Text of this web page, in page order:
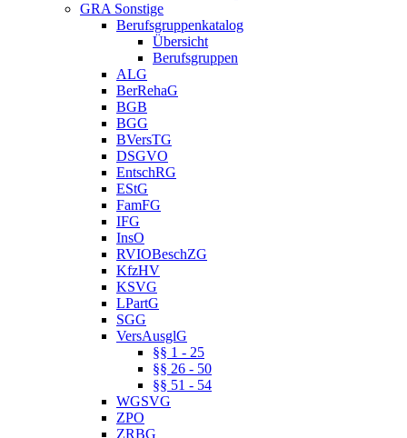
GRA Sonstige
Berufsgruppenkatalog
Übersicht
Berufsgruppen
ALG
BerRehaG
BGB
BGG
BVersTG
DSGVO
EntschRG
EStG
FamFG
IFG
InsO
RVIOBeschZG
KfzHV
KSVG
LPartG
SGG
VersAusglG
§§ 1 - 25
§§ 26 - 50
§§ 51 - 54
WGSVG
ZPO
ZRBG